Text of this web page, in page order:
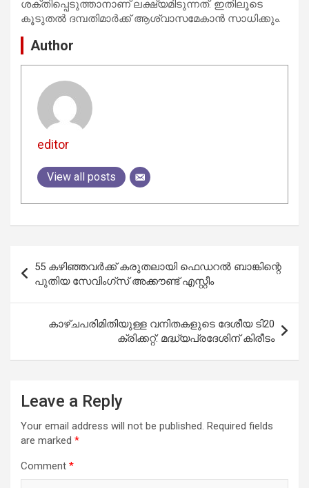
ശക്തിപ്പെടുത്താനാണ് ലക്ഷ്യമിടുന്നത്. ഇതിലൂടെ
കൂടുതല്‍ ദമ്പതിമാര്‍ക്ക് ആശ്വാസമേകാന്‍ സാധിക്കും.
Author
editor
View all posts
navigation
55 കഴിഞ്ഞവർക്ക് കരുതലായി ഫെഡറല്‍ ബാങ്കിന്റെ
പുതിയ സേവിംഗ്സ് അക്കൗണ്ട് എസ്റ്റീം
കാഴ്ചപരിമിതിയുള്ള വനിതകളുടെ ദേശീയ ടി20
ക്രിക്കറ്റ്: മദ്ധ്യപ്രദേശിന് കിരീടം
Leave a Reply
Your email address will not be published. Required fields
are marked *
Comment *